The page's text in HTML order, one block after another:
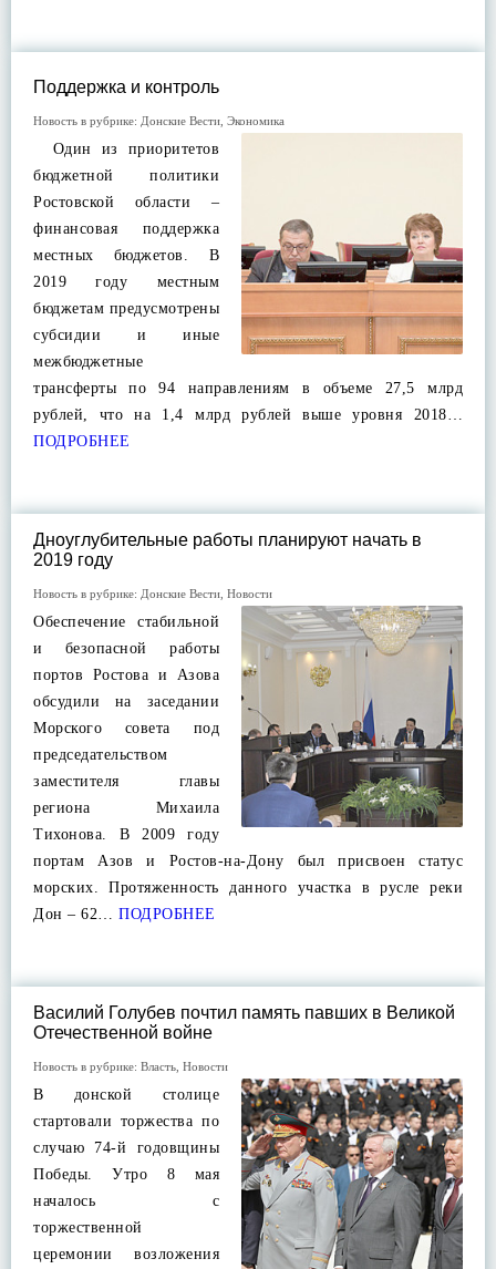
Поддержка и контроль
Новость в рубрике: Донские Вести Экономика
Один из приоритетов
бюджетной политики
Ростовской области –
финансовая поддержка
местных бюджетов. В
2019 году местным
бюджетам предусмотрены
субсидии и иные
межбюджетные
трансферты по 94 направлениям в объеме 27,5 млрд
рублей, что на 1,4 млрд рублей выше уровня 2018…
ПОДРОБНЕЕ
Дноуглубительные работы планируют начать в
2019 году
Новость в рубрике: Донские Вести Новости
Обеспечение стабильной
и безопасной работы
портов Ростова и Азова
обсудили на заседании
Морского совета под
председательством
заместителя главы
региона Михаила
Тихонова. В 2009 году
портам Азов и Ростов-на-Дону был присвоен статус
морских. Протяженность данного участка в русле реки
Дон – 62… ПОДРОБНЕЕ
Василий Голубев почтил память павших в Великой
Отечественной войне
Новость в рубрике: Власть Новости
В донской столице
стартовали торжества по
случаю 74-й годовщины
Победы. Утро 8 мая
началось с
торжественной
церемонии возложения